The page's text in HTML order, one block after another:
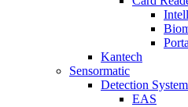
Kantech
Sensormatic
Detection
EAS